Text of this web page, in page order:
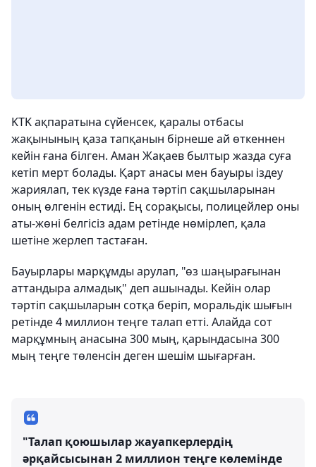
KTK ақпаратына сүйенсек, қаралы отбасы
жақынының қаза тапқанын бірнеше ай өткеннен
кейін ғана білген. Аман Жақаев былтыр жазда суға
кетіп мерт болады. Қарт анасы мен бауыры іздеу
жариялап, тек күзде ғана тәртіп сақшыларынан
оның өлгенін естиді. Ең сорақысы, полицейлер оны
аты-жөні белгісіз адам ретінде нөмірлеп, қала
шетіне жерлеп тастаған.
Бауырлары марқұмды арулап, "өз шаңырағынан
аттандыра алмадық" деп ашынады. Кейін олар
тәртіп сақшыларын сотқа беріп, моральдік шығын
ретінде 4 миллион теңге талап етті. Алайда сот
марқұмның анасына 300 мың, қарындасына 300
мың теңге төленсін деген шешім шығарған.
"Талап қоюшылар жауапкерлердің
әрқайсысынан 2 миллион теңге көлемінде